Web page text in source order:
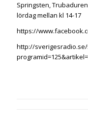
Springsten,
lördag mellan kl 14-17
https://
http://